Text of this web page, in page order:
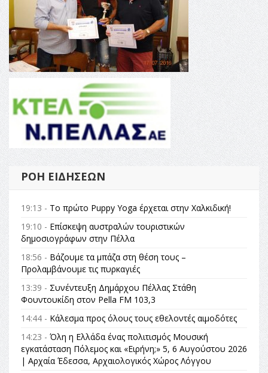
ΡΟΉ ΕΙΔΉΣΕΩΝ
19:13 - Το πρώτο Puppy Yoga έρχεται στην Χαλκιδική!
19:10 - Επίσκεψη αυστραλών τουριστικών
δημοσιογράφων στην Πέλλα
18:56 - Βάζουμε τα μπάζα στη θέση τους –
Προλαμβάνουμε τις πυρκαγιές
13:39 - Συνέντευξη Δημάρχου Πέλλας Στάθη
Φουντουκίδη στον Pella FM 103,3
14:44 - Κάλεσμα προς όλους τους εθελοντές αιμοδότες
14:23 - Όλη η Ελλάδα ένας πολιτισμός Μουσική
εγκατάσταση Πόλεμος και «Ειρήνη;» 5, 6 Αυγούστου 2026
| Αρχαία Έδεσσα, Αρχαιολογικός Χώρος Λόγγου